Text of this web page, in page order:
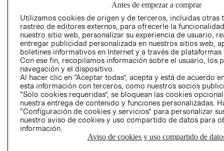
GIFT CARD
AVISO DE
Perú (S/)
CAMBIAR REGIÓN
Antes de empezar a comprar
Utilizamos cookies de origen y de terceros, incluidas otras
rastreo de editores externos, para ofrecerle la
nuestro sitio web, personalizar su experiencia de usuario,
entregar publicidad personalizada en nuestros sitios web,
boletines informativos en Internet y a través de plataformas
Con ese fin, recopilamos información sobre el usuario, los
navegación y el dispositivo.
Al hacer clic en “Aceptar todas”, acepta y está de acuerdo
esta información con terceros, como nuestros socios
“Solo cookies requeridas”, se bloquean las cookies
nuestra entrega de contenido y funciones personalizadas.
“Configuración de cookies y servicios” para personalizar
nuestro aviso de cookies y uso compartido de datos para
información.
Aviso de cookies y uso compartido de